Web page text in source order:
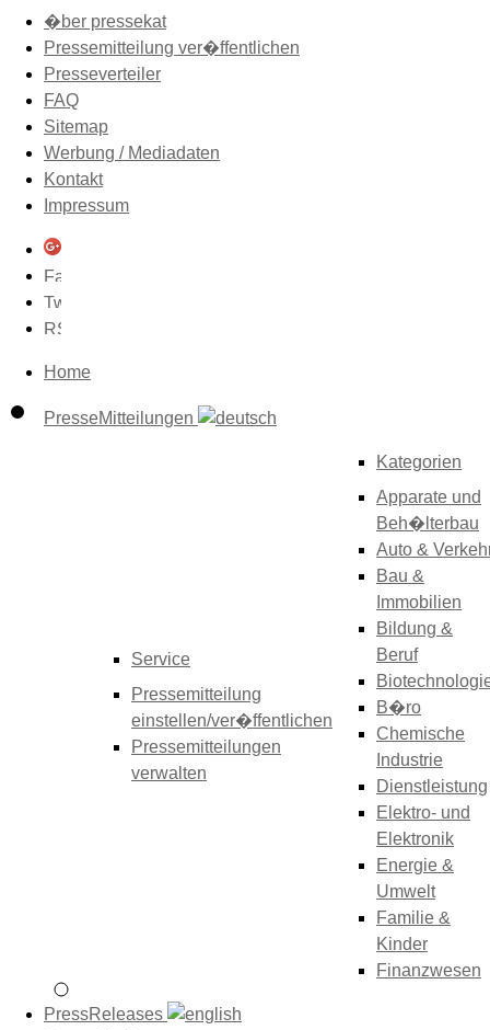
�ber pressekat
Pressemitteilung ver�ffentlichen
Presseverteiler
FAQ
Sitemap
Werbung / Mediadaten
Kontakt
Impressum
Home
PresseMitteilungen
Service
Pressemitteilung
einstellen/ver�ffentlichen
Pressemitteilungen
verwalten
Kategorien
Apparate und
Beh�lterbau
Auto &
Bau &
Immobilien
Bildung &
Beruf
B�ro
Chemische
Industrie
Dienstleistung
Elektro- und
Elektronik
Energie &
Umwelt
Familie &
Kinder
Finanzwesen
PressReleases